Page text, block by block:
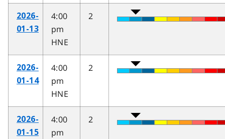
2026-
01-13
4:00
pm
HNE
2
2026-
01-14
4:00
pm
HNE
2
2026-
01-15
4:00
pm
2